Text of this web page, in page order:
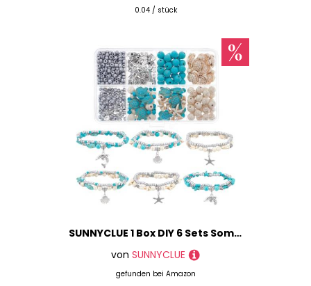
0.04 / stück
SUNNYCLUE 1 Box DIY 6 Sets Sommer Strand Armband Bastelset Böhmisches Doppellagiges Armband Schildkröte Seestern Perle Fisch Delfin Charms Hawaii Meerestier Charm Glasperlen Für Schmuckherstellungs Ki
von SUNNYCLUE
gefunden bei Amazon